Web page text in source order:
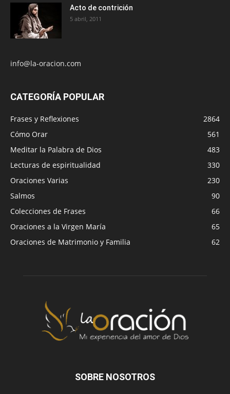
Acto de contrición
5 abril, 2011
info@la-oracion.com
CATEGORÍA POPULAR
Frases y Reflexiones
2864
Cómo Orar
561
Meditar la Palabra de Dios
483
Lecturas de espiritualidad
330
Oraciones Varias
230
Salmos
90
Colecciones de Frases
66
Oraciones a la Virgen María
65
Oraciones de Matrimonio y Familia
62
SOBRE NOSOTROS